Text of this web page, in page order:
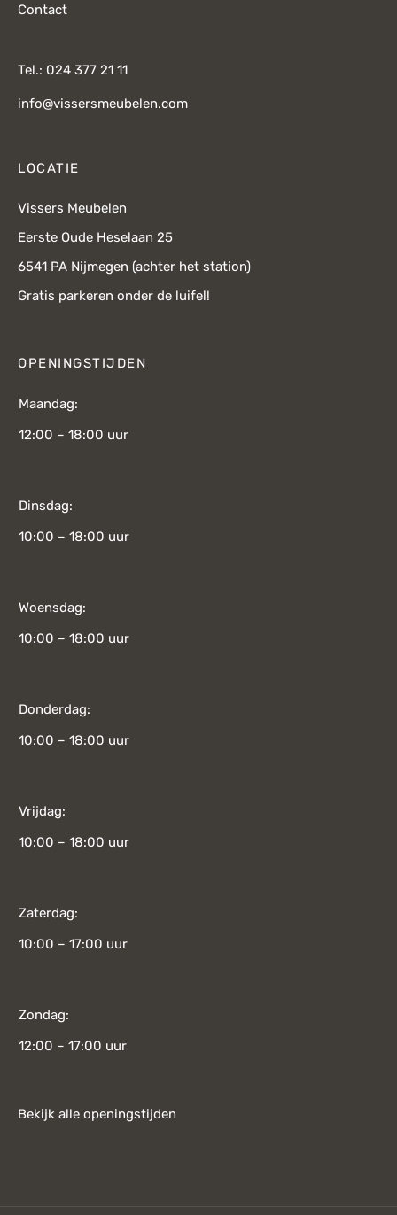
Contact
Tel.: 024 377 21 11
info@vissersmeubelen.com
LOCATIE
Vissers Meubelen
Eerste Oude Heselaan 25
6541 PA Nijmegen (achter het station)
Gratis parkeren onder de luifel!
OPENINGSTIJDEN
Maandag:
12:00 – 18:00 uur
Dinsdag:
10:00 – 18:00 uur
Woensdag:
10:00 – 18:00 uur
Donderdag:
10:00 – 18:00 uur
Vrijdag:
10:00 – 18:00 uur
Zaterdag:
10:00 – 17:00 uur
Zondag:
12:00 – 17:00 uur
Bekijk alle openingstijden